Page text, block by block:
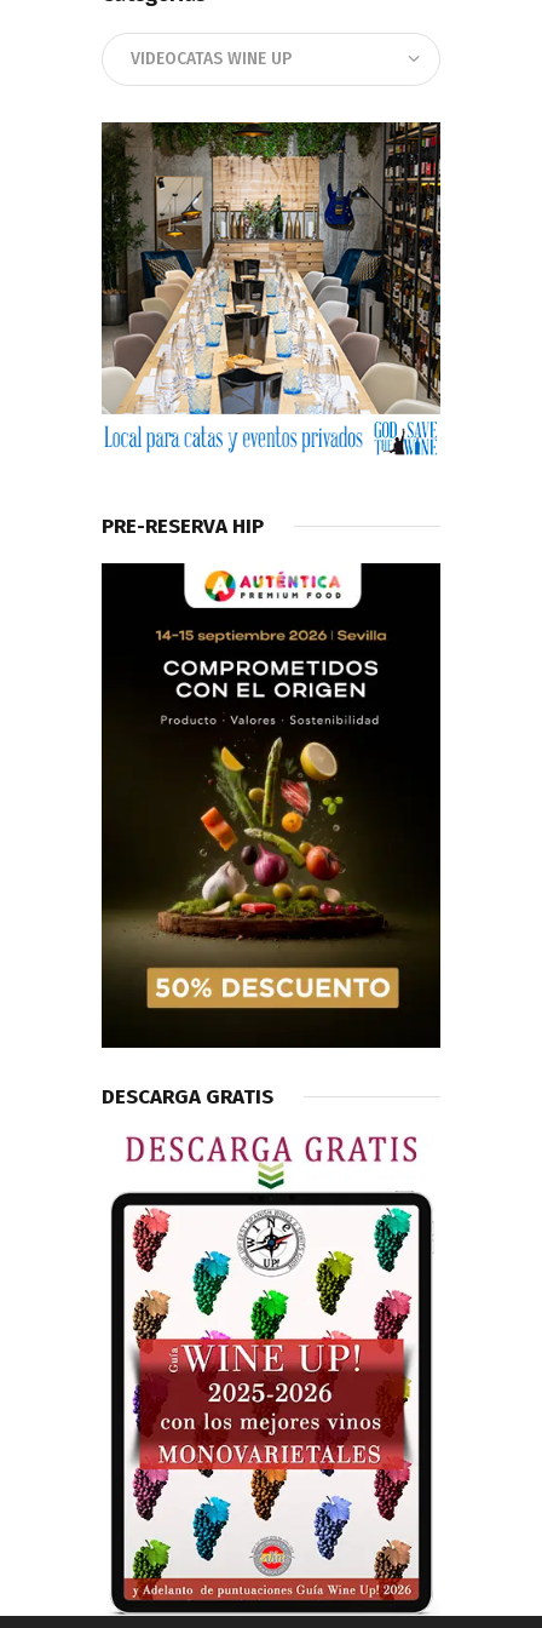
Categorias
PRE-RESERVA HIP
DESCARGA GRATIS